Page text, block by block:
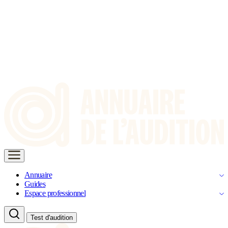
Annuaire
Guides
Espace professionnel
Test d'audition